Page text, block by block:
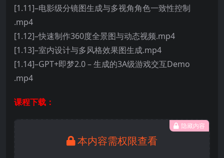
[1.11]–电影级分镜图生成与多视角角色一致性控制
.mp4
[1.12]–快速制作360度全景图与动态视频.mp4
[1.13]–室内设计与多风格效果图生成.mp4
[1.14]–GPT+即梦2.0 – 生成的3A级游戏交互Demo
.mp4
课程下载：
隐藏内容
本内容需权限查看